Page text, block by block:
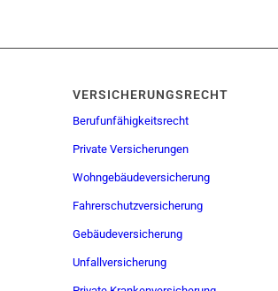
VERSICHERUNGSRECHT
Berufunfähigkeitsrecht
Private Versicherungen
Wohngebäudeversicherung
Fahrerschutzversicherung
Gebäudeversicherung
Unfallversicherung